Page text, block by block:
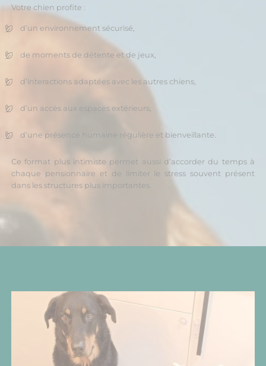
Votre chien profite :
d’un environnement sécurisé,
de moments de détente et de jeux,
d’interactions adaptées avec les autres chiens,
d’un accès aux espaces extérieurs,
d’une présence humaine régulière et bienveillante.
Ce format plus intimiste permet aussi d’accorder du temps à
chaque pensionnaire et de limiter le stress souvent présent
dans les structures plus importantes.